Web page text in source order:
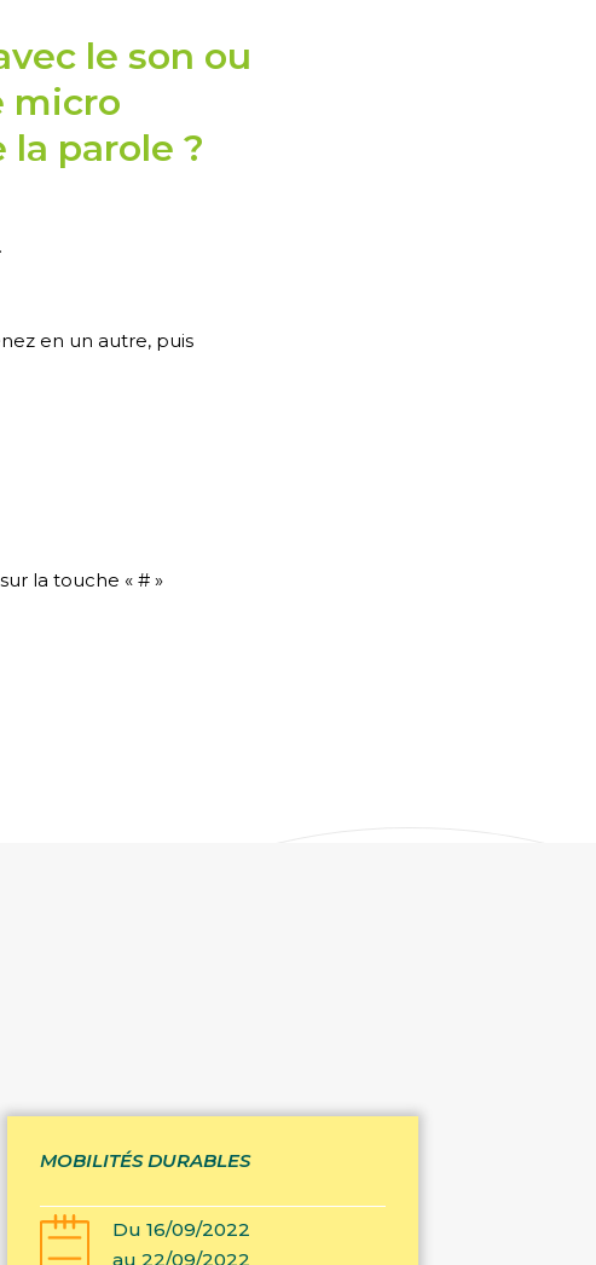
le son ou
micro
parole ?
en un autre, puis
la touche « # »
MOBILITÉS DURABLES
Du 16/09/2022
au 22/09/2022